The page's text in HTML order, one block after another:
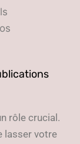
rôle crucial.
lasser votre